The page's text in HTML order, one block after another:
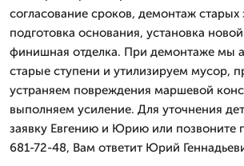
согласование сроков, демонтаж старых
подготовка основания, установка
финишная отделка. При демонтаже мы
старые ступени и утилизируем мусор,
устраняем повреждения маршевой
выполняем усиление. Для уточнения
заявку Евгению и Юрию или позвоните
681-72-48, Вам ответит Юрий